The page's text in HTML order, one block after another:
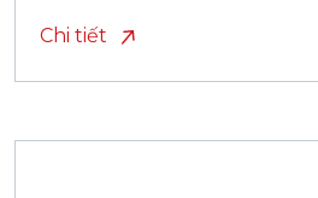
Chi tiết